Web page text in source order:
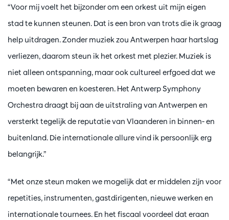
“Voor mij voelt het bijzonder om een orkest uit mijn eigen
stad te kunnen steunen. Dat is een bron van trots die ik graag
help uitdragen. Zonder muziek zou Antwerpen haar hartslag
verliezen, daarom steun ik het orkest met plezier. Muziek is
niet alleen ontspanning, maar ook cultureel erfgoed dat we
moeten bewaren en koesteren. Het Antwerp Symphony
Orchestra draagt bij aan de uitstraling van Antwerpen en
versterkt tegelijk de reputatie van Vlaanderen in binnen- en
buitenland. Die internationale allure vind ik persoonlijk erg
belangrijk.”
“Met onze steun maken we mogelijk dat er middelen zijn voor
repetities, instrumenten, gastdirigenten, nieuwe werken en
internationale tournees. En het fiscaal voordeel dat eraan